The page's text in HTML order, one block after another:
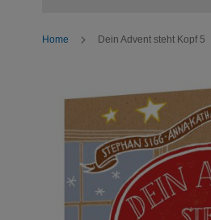
Home Dein Advent steht Kopf 5
Bildergalerie
springen